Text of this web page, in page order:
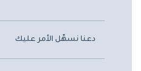
دعنا نسهّل الأمر عليك